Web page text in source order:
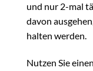
und nur 2-mal
davon
halten werden.
Nutzen Sie